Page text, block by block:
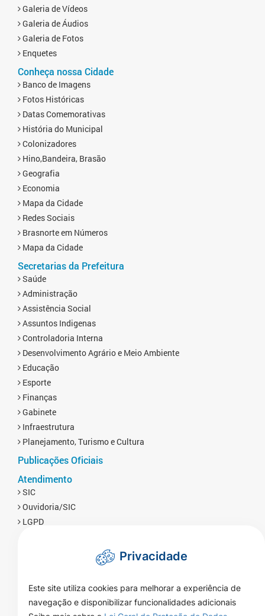
Galeria de Vídeos
Galeria de Áudios
Galeria de Fotos
Enquetes
Conheça nossa Cidade
Banco de Imagens
Fotos Históricas
Datas Comemorativas
História do Municipal
Colonizadores
Hino,Bandeira, Brasão
Geografia
Economia
Mapa da Cidade
Redes Sociais
Brasnorte em Números
Mapa da Cidade
Secretarias da Prefeitura
Saúde
Administração
Assistência Social
Assuntos Indigenas
Controladoria Interna
Desenvolvimento Agrário e Meio Ambiente
Educação
Esporte
Finanças
Gabinete
Infraestrutura
Planejamento, Turismo e Cultura
Publicações Oficiais
Atendimento
SIC
Ouvidoria/SIC
LGPD
Privacidade
Este site utiliza cookies para melhorar a experiência de
navegação e disponibilizar funcionalidades adicionais